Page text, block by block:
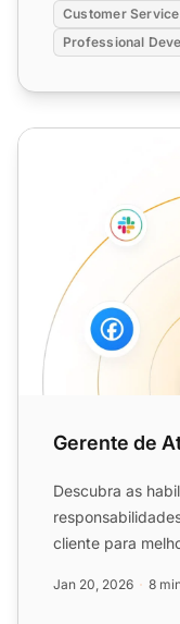
Customer
Professional
Gerente de
Gerente de
Descubra as
cliente para
Jan 20, 2026 8